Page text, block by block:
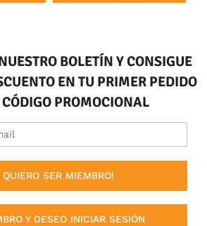
BOLETÍN Y CONSIGUE
EN TU PRIMER PEDIDO
PROMOCIONAL
QUIERO SER MIEMBRO!
Y DESEO INICIAR SESIÓN